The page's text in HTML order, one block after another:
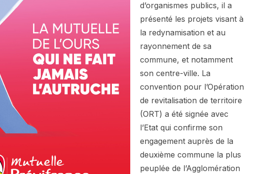
d’organismes publics, il a
présenté les projets visant à
la redynamisation et au
rayonnement de sa
commune, et notamment
son centre-ville. La
convention pour l’Opération
de revitalisation de territoire
(ORT) a été signée avec
l’Etat qui confirme son
engagement auprès de la
deuxième commune la plus
peuplée de l’Agglomération